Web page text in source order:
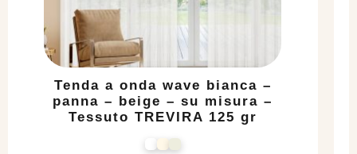
Tenda a onda wave bianca –
panna – beige – su misura –
Tessuto TREVIRA 125 gr